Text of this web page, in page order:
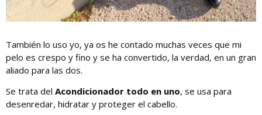
También lo uso yo, ya os he contado muchas veces que mi
pelo es crespo y fino y se ha convertido, la verdad, en un gran
aliado para las dos.
Se trata del Acondicionador todo en uno, se usa para
desenredar, hidratar y proteger el cabello.